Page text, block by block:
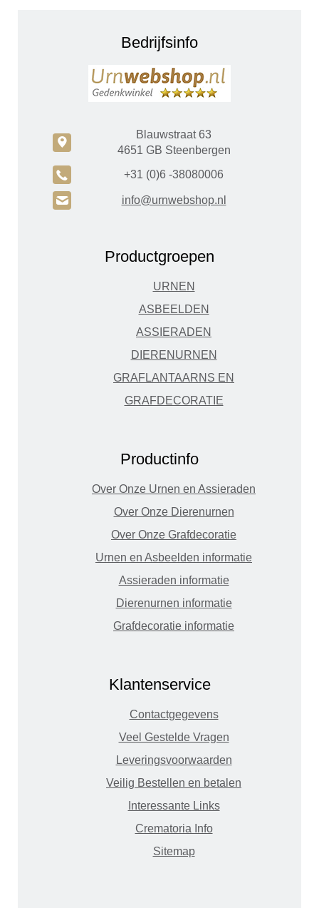
Bedrijfsinfo
c
Blauwstraat 63
4651 GB Steenbergen
A +31 (0)6 -38080006
H info@urnwebshop.nl
Productgroepen
URNEN
ASBEELDEN
ASSIERADEN
DIERENURNEN
GRAFLANTAARNS EN
GRAFDECORATIE
Productinfo
Over Onze Urnen en Assieraden
Over Onze Dierenurnen
Over Onze Grafdecoratie
Urnen en Asbeelden informatie
Assieraden informatie
Dierenurnen informatie
Grafdecoratie informatie
Klantenservice
Contactgegevens
Veel Gestelde Vragen
Leveringsvoorwaarden
Veilig Bestellen en betalen
Interessante Links
Crematoria Info
Sitemap